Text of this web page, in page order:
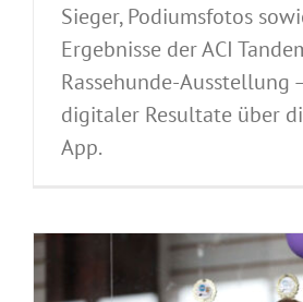
Sieger, Podiumsfotos
Ergebnisse der ACI
Rassehunde-Ausstellung
digitaler Resultate über
App.